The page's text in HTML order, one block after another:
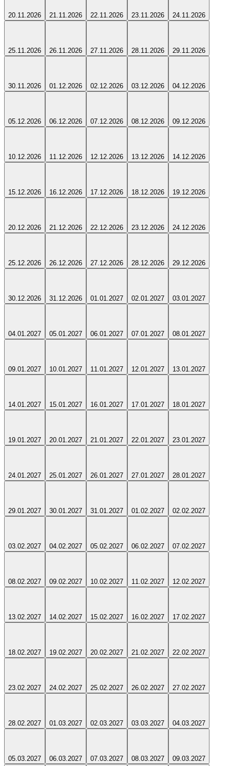
20.11.2026 21.11.2026 22.11.2026 23.11.2026 24.11.2026
25.11.2026 26.11.2026 27.11.2026 28.11.2026 29.11.2026
30.11.2026 01.12.2026 02.12.2026 03.12.2026 04.12.2026
05.12.2026 06.12.2026 07.12.2026 08.12.2026 09.12.2026
10.12.2026 11.12.2026 12.12.2026 13.12.2026 14.12.2026
15.12.2026 16.12.2026 17.12.2026 18.12.2026 19.12.2026
20.12.2026 21.12.2026 22.12.2026 23.12.2026 24.12.2026
25.12.2026 26.12.2026 27.12.2026 28.12.2026 29.12.2026
30.12.2026 31.12.2026 01.01.2027 02.01.2027 03.01.2027
04.01.2027 05.01.2027 06.01.2027 07.01.2027 08.01.2027
09.01.2027 10.01.2027 11.01.2027 12.01.2027 13.01.2027
14.01.2027 15.01.2027 16.01.2027 17.01.2027 18.01.2027
19.01.2027 20.01.2027 21.01.2027 22.01.2027 23.01.2027
24.01.2027 25.01.2027 26.01.2027 27.01.2027 28.01.2027
29.01.2027 30.01.2027 31.01.2027 01.02.2027 02.02.2027
03.02.2027 04.02.2027 05.02.2027 06.02.2027 07.02.2027
08.02.2027 09.02.2027 10.02.2027 11.02.2027 12.02.2027
13.02.2027 14.02.2027 15.02.2027 16.02.2027 17.02.2027
18.02.2027 19.02.2027 20.02.2027 21.02.2027 22.02.2027
23.02.2027 24.02.2027 25.02.2027 26.02.2027 27.02.2027
28.02.2027 01.03.2027 02.03.2027 03.03.2027 04.03.2027
05.03.2027 06.03.2027 07.03.2027 08.03.2027 09.03.2027